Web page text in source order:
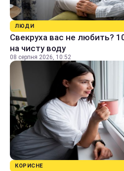
ЛЮДИ
Свекруха вас не любить?
на чисту воду
08 серпня 2026, 10:52
КОРИСНЕ